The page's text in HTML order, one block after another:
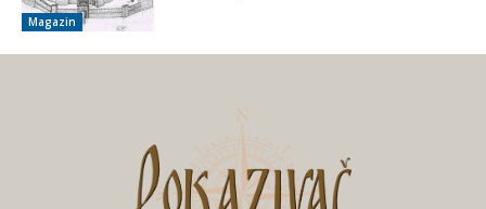
Magazin